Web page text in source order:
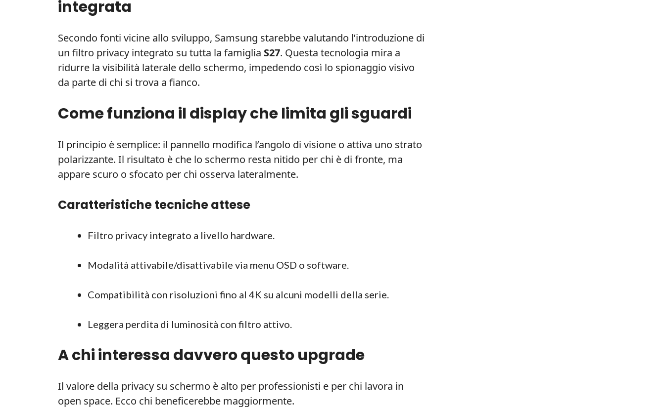
integrata
Secondo fonti vicine allo sviluppo, Samsung starebbe valutando l’introduzione di
un filtro privacy integrato su tutta la famiglia S27. Questa tecnologia mira a
ridurre la visibilità laterale dello schermo, impedendo così lo spionaggio visivo
da parte di chi si trova a fianco.
Come funziona il display che limita gli sguardi
Il principio è semplice: il pannello modifica l’angolo di visione o attiva uno strato
polarizzante. Il risultato è che lo schermo resta nitido per chi è di fronte, ma
appare scuro o sfocato per chi osserva lateralmente.
Caratteristiche tecniche attese
Filtro privacy integrato a livello hardware.
Modalità attivabile/disattivabile via menu OSD o software.
Compatibilità con risoluzioni fino al 4K su alcuni modelli della serie.
Leggera perdita di luminosità con filtro attivo.
A chi interessa davvero questo upgrade
Il valore della privacy su schermo è alto per professionisti e per chi lavora in
open space. Ecco chi beneficerebbe maggiormente.